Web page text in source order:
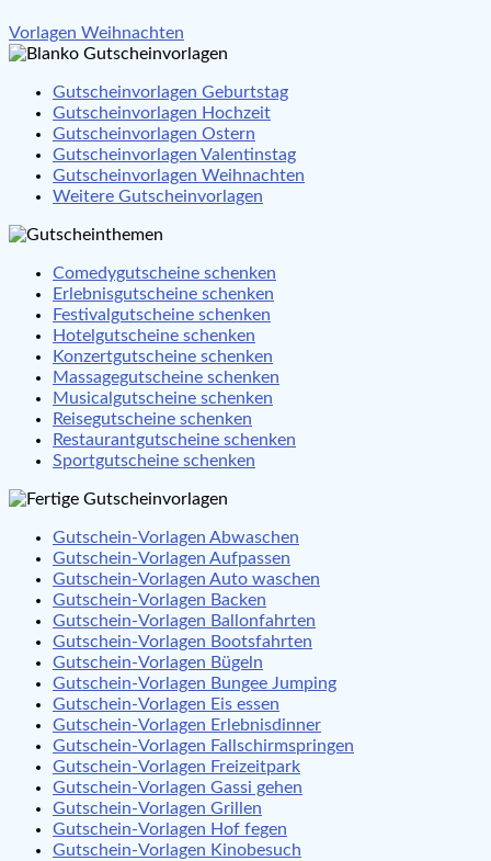
Beitragsnavigation
Vorlagen Weihnachten
Gutscheinvorlagen Geburtstag
Gutscheinvorlagen Hochzeit
Gutscheinvorlagen Ostern
Gutscheinvorlagen Valentinstag
Gutscheinvorlagen Weihnachten
Weitere Gutscheinvorlagen
Comedygutscheine schenken
Erlebnisgutscheine schenken
Festivalgutscheine schenken
Hotelgutscheine schenken
Konzertgutscheine schenken
Massagegutscheine schenken
Musicalgutscheine schenken
Reisegutscheine schenken
Restaurantgutscheine schenken
Sportgutscheine schenken
Gutschein-Vorlagen Abwaschen
Gutschein-Vorlagen Aufpassen
Gutschein-Vorlagen Auto waschen
Gutschein-Vorlagen Backen
Gutschein-Vorlagen Ballonfahrten
Gutschein-Vorlagen Bootsfahrten
Gutschein-Vorlagen Bügeln
Gutschein-Vorlagen Bungee Jumping
Gutschein-Vorlagen Eis essen
Gutschein-Vorlagen Erlebnisdinner
Gutschein-Vorlagen Fallschirmspringen
Gutschein-Vorlagen Freizeitpark
Gutschein-Vorlagen Gassi gehen
Gutschein-Vorlagen Grillen
Gutschein-Vorlagen Hof fegen
Gutschein-Vorlagen Kinobesuch